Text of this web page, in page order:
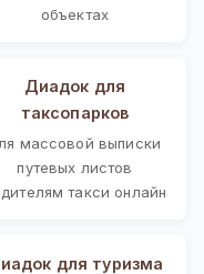
объектах
Диадок для
таксопарков
массовой выписки
путевых листов
такси онлайн
для туризма